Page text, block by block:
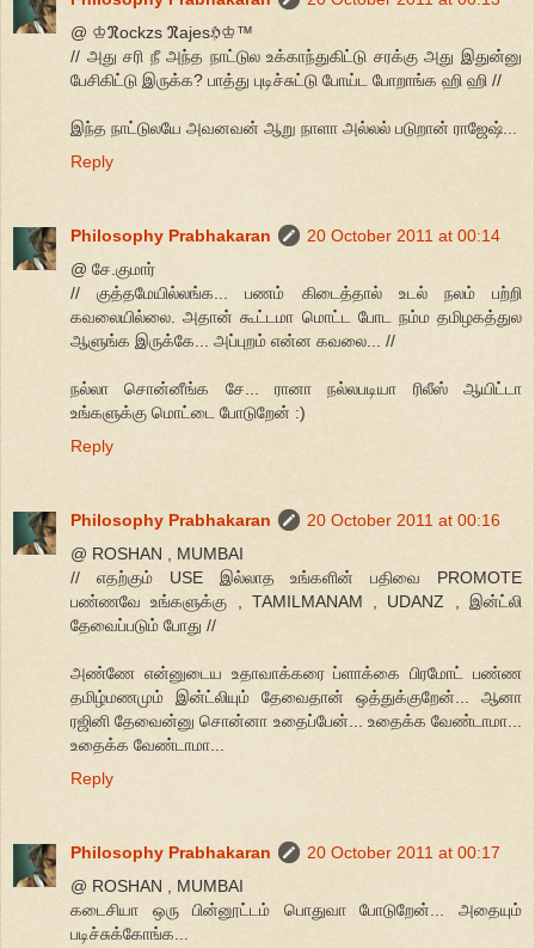
@ ♔ℜockzs ℜajesℌ♔™
// அது சரி நீ அந்த நாட்டுல உக்காந்துகிட்டு சரக்கு அது இதுன்னு
பேசிகிட்டு இருக்க? பாத்து புடிச்சுட்டு போய்ட போறாங்க ஹி ஹி //
இந்த நாட்டுலயே அவனவன் ஆறு நாளா அல்லல் படுறான் ராஜேஷ்...
Reply
Philosophy Prabhakaran
20 October 2011 at 00:14
@ சே.குமார்
// குத்தமேயில்லங்க... பணம் கிடைத்தால் உடல் நலம் பற்றி
கவலையில்லை. அதான் கூட்டமா மொட்ட போட நம்ம தமிழகத்துல
ஆளுங்க இருக்கே... அப்புறம் என்ன கவலை... //
நல்லா சொன்னீங்க சே... ரானா நல்லபடியா ரிலீஸ் ஆயிட்டா
உங்களுக்கு மொட்டை போடுறேன் :)
Reply
Philosophy Prabhakaran
20 October 2011 at 00:16
@ ROSHAN , MUMBAI
// எதற்கும் USE இல்லாத உங்களின் பதிவை PROMOTE
பண்ணவே உங்களுக்கு , TAMILMANAM , UDANZ , இன்ட்லி
தேவைப்படும் போது //
அண்ணே என்னுடைய உதாவாக்கரை ப்ளாக்கை பிரமோட் பண்ண
தமிழ்மணமும் இன்ட்லியும் தேவைதான் ஒத்துக்குறேன்... ஆனா
ரஜினி தேவைன்னு சொன்னா உதைப்பேன்... உதைக்க வேண்டாமா...
உதைக்க வேண்டாமா...
Reply
Philosophy Prabhakaran
20 October 2011 at 00:17
@ ROSHAN , MUMBAI
கடைசியா ஒரு பின்னூட்டம் பொதுவா போடுறேன்... அதையும்
படிச்சுக்கோங்க...